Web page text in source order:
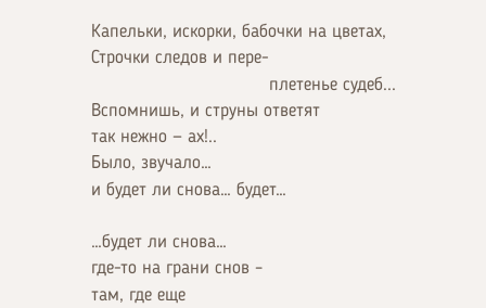
Капельки, искорки, бабочки на цветах,
Строчки следов и пере-
плетенье судеб...
Вспомнишь, и струны ответят
так нежно — ах!..
Было, звучало…
и будет ли снова… будет…
…будет ли снова…
где-то на грани снов –
там, где еще